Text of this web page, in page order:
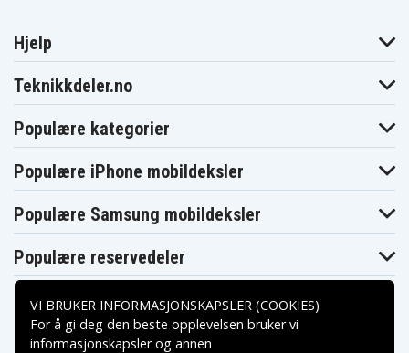
Hjelp
Teknikkdeler.no
Populære kategorier
Populære iPhone mobildeksler
Populære Samsung mobildeksler
Populære reservedeler
VI BRUKER INFORMASJONSKAPSLER (COOKIES)
For å gi deg den beste opplevelsen bruker vi
informasjonskapsler og annen